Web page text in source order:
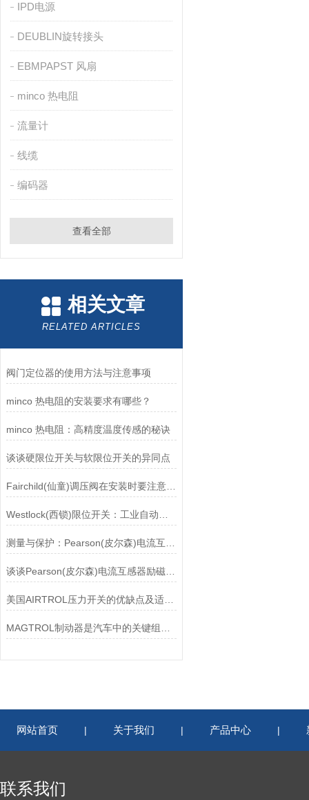
IPD电源
DEUBLIN旋转接头
EBMPAPST 风扇
minco 热电阻
流量计
线缆
编码器
查看全部
相关文章
RELATED ARTICLES
阀门定位器的使用方法与注意事项
minco 热电阻的安装要求有哪些？
minco 热电阻：高精度温度传感的秘诀
谈谈硬限位开关与软限位开关的异同点
Fairchild(仙童)调压阀在安装时要注意有哪些需要注意的地方？
谈谈Pearson(皮尔森)电流互感器励磁特性试验的目的
美国AIRTROL压力开关的优缺点及适用范围讲解
网站首页 | 关于我们 | 产品中心 |
联系我们